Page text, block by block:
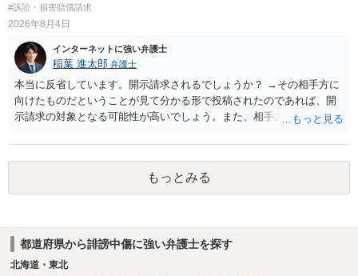
#訴訟・損害賠償請求
2026年8月4日
インターネットに強い弁護士
稲葉 進太郎 弁護士
本当に反省しています。開示請求されるでしょうか？ →その相手方に
向けたものだということが見て分かる形で投稿されたのであれば、開
示請求の対象となる可能性が高いでしょう。また、相手方の投稿した
と存じます。発信者情報開示請求が進むと、投稿に使った回線の契約
者のところに、意見照会がなされます。アカウント情報開示の場合
は、アカウントの登録メールに意見照会がなされます。 また、された
場合賠償金はいくらでしょうか。 →ケースバイケースであり、数万円
もっとみる
都道府県から誹謗中傷に強い弁護士を探す
北海道・東北